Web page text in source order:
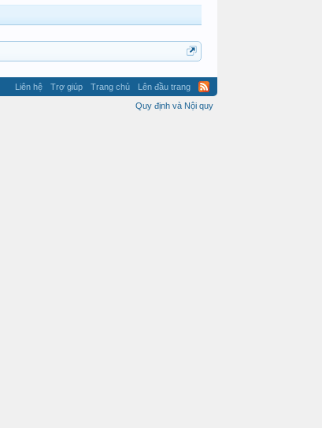
Liên hệ Trợ giúp Trang chủ
Lên đầu trang
Quy định và Nội quy